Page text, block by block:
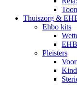
Thuiszorg &
Ehbo kits
Pleisters
Kind